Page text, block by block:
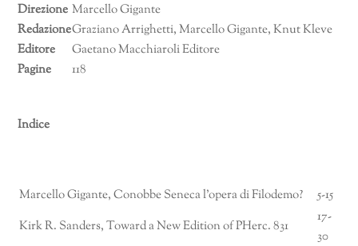
Direzione Marcello Gigante
RedazioneGraziano Arrighetti, Marcello Gigante, Knut Kleve
Editore
Gaetano Macchiaroli Editore
Pagine
118
Indice
Marcello Gigante, Conobbe Seneca l’opera di Filodemo?
5-15
Kirk R. Sanders, Toward a New Edition of PHerc. 831
17-
30